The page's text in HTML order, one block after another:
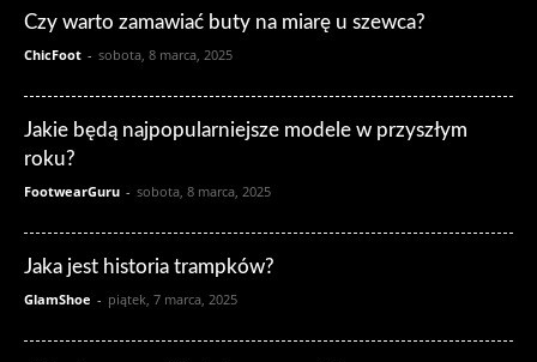
Czy warto zamawiać buty na miarę u szewca?
ChicFoot - sobota, 8 marca, 2025
Jakie będą najpopularniejsze modele w przyszłym
roku?
FootwearGuru - sobota, 8 marca, 2025
Jaka jest historia trampków?
GlamShoe - piątek, 7 marca, 2025